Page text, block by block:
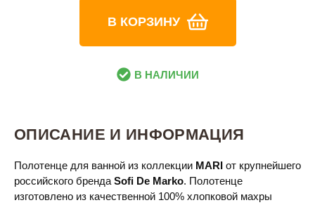
В КОРЗИНУ
В НАЛИЧИИ
ОПИСАНИЕ И ИНФОРМАЦИЯ
Полотенце для ванной из коллекции MARI от крупнейшего
российского бренда Sofi De Marko. Полотенце
изготовлено из качественной 100% хлопковой махры